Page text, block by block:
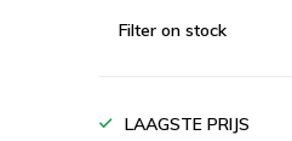
Filter on stock
LAAGSTE PRIJS